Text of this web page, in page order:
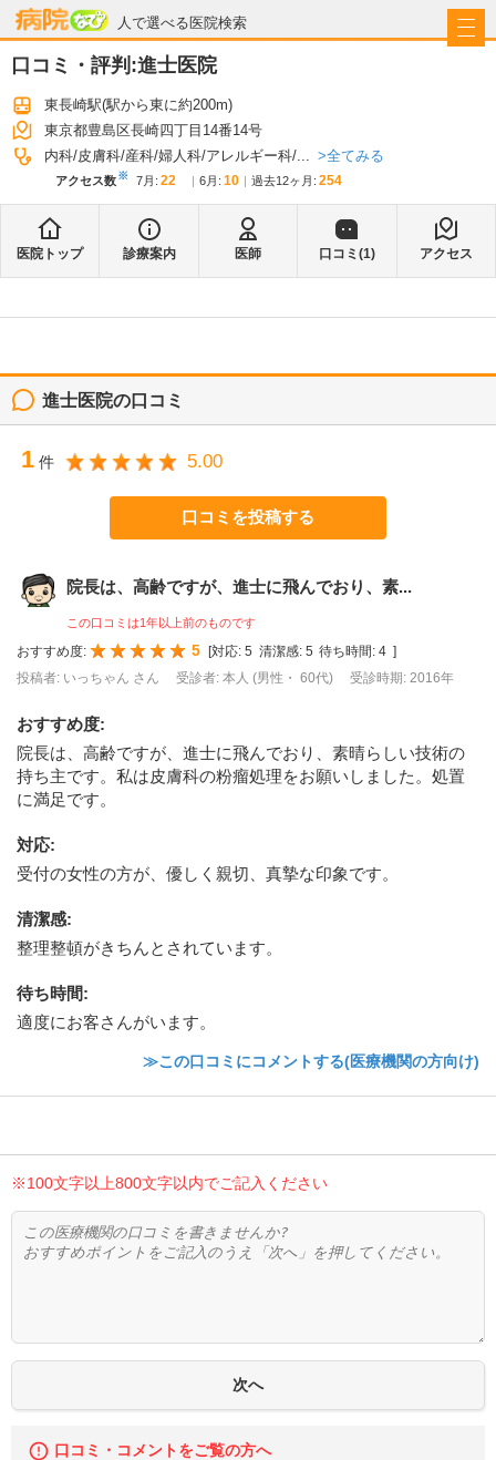
人で選べる医院検索
病院なび
口コミ・評判:進士医院
東長崎駅(駅から東に約200m)
東京都豊島区長崎四丁目14番14号
内科 皮膚科 産科 婦人科 アレルギー科 ... 全てみる
アクセス数※ 7月 : 22 6月 : 10 過去12ヶ月: 254
医院トップ 診療案内 医師 口コミ(1) アクセス
進士医院の口コミ
1 件 5.00
口コミを投稿する
院長は、高齢ですが、進士に飛んでおり、素...
この口コミは1年以上前のものです
おすすめ度: 5 [対応: 5 清潔感: 5 待ち時間: 4 ]
投稿者: いっちゃん さん
受診者: 本人 (男性・ 60代) 受診時期: 2016年
おすすめ度:
院長は、高齢ですが、進士に飛んでおり、素晴らしい技術の
持ち主です。私は皮膚科の粉瘤処理をお願いしました。処置
に満足です。
対応:
受付の女性の方が、優しく親切、真摯な印象です。
清潔感:
整理整頓がきちんとされています。
待ち時間:
適度にお客さんがいます。
≫この口コミにコメントする(医療機関の方向け)
※100文字以上800文字以内でご記入ください
口コミ・コメントをご覧の方へ